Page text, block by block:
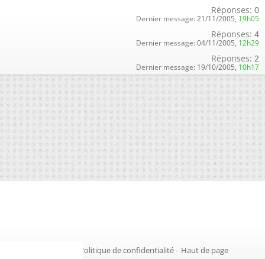
Réponses: 0
Dernier message: 21/11/2005, 19h05
Réponses: 4
Dernier message: 04/11/2005, 12h29
Réponses: 2
Dernier message: 19/10/2005, 10h17
Politique de confidentialité- Haut de page